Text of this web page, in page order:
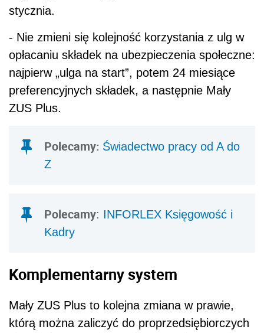
stycznia.
- Nie zmieni się kolejność korzystania z ulg w
opłacaniu składek na ubezpieczenia społeczne:
najpierw „ulga na start”, potem 24 miesiące
preferencyjnych składek, a następnie Mały
ZUS Plus.
Polecamy: Świadectwo pracy od A do
Z
Polecamy: INFORLEX Księgowość i
Kadry
Komplementarny system
Mały ZUS Plus to kolejna zmiana w prawie,
którą można zaliczyć do proprzedsiębiorczych